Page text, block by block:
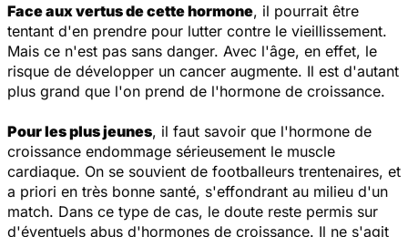
Face aux vertus de cette hormone, il pourrait être
tentant d'en prendre pour lutter contre le vieillissement.
Mais ce n'est pas sans danger. Avec l'âge, en effet, le
risque de développer un cancer augmente. Il est d'autant
plus grand que l'on prend de l'hormone de croissance.
Pour les plus jeunes, il faut savoir que l'hormone de
croissance endommage sérieusement le muscle
cardiaque. On se souvient de footballeurs trentenaires, et
a priori en très bonne santé, s'effondrant au milieu d'un
match. Dans ce type de cas, le doute reste permis sur
d'éventuels abus d'hormones de croissance. Il ne s'agit